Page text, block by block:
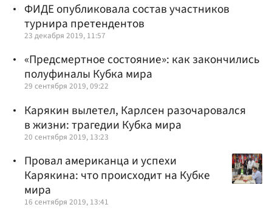
ФИДЕ опубликовала состав участников
турнира претендентов
23 декабря 2019, 11:57
«Предсмертное состояние»: как закончились
полуфиналы Кубка мира
29 сентября 2019, 09:22
Карякин вылетел, Карлсен разочаровался
в жизни: трагедии Кубка мира
20 сентября 2019, 13:23
Провал американца и успехи
Карякина: что происходит на Кубке
мира
16 сентября 2019, 13:41